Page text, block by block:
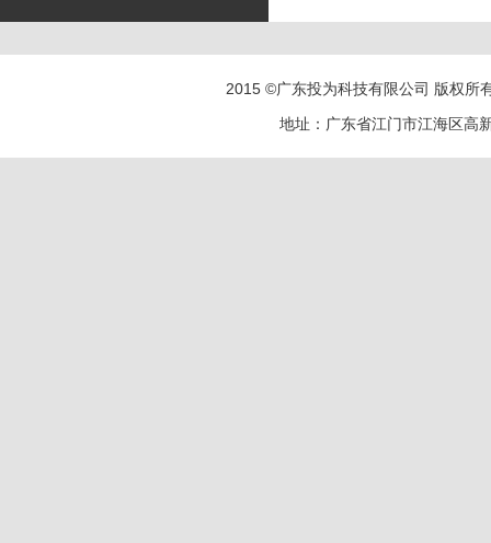
2015 ©广东投为科技有限公司 版权所
地址：广东省江门市江海区高